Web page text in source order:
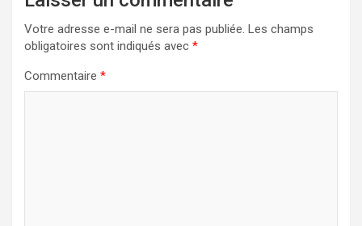
Votre adresse e-mail ne sera pas publiée. Les champs
obligatoires sont indiqués avec *
Commentaire *